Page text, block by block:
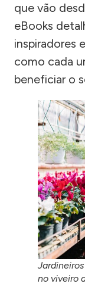
que vão
eBooks
inspiradores
como cada
beneficiar o
no viveiro